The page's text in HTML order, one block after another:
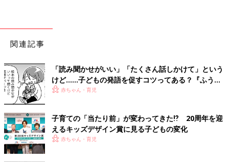
関連記事
「読み聞かせがいい」「たくさん話しかけて」という
けど……子どもの発語を促すコツってある？『ふうふ
う子育て ＃64』
赤ちゃん・育児
子育ての「当たり前」が変わってきた⁉ 20周年を迎
えるキッズデザイン賞に見る子どもの変化
赤ちゃん・育児